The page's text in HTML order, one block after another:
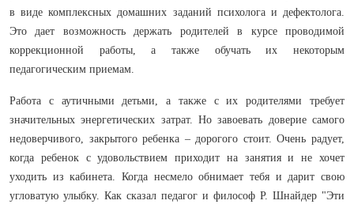
в виде комплексных домашних заданий психолога и дефектолога.
Это дает возможность держать родителей в курсе проводимой
коррекционной работы, а также обучать их некоторым
педагогическим приемам.
Работа с аутичными детьми, а также с их родителями требует
значительных энергетических затрат. Но завоевать доверие самого
недоверчивого, закрытого ребенка – дорогого стоит. Очень радует,
когда ребенок с удовольствием приходит на занятия и не хочет
уходить из кабинета. Когда несмело обнимает тебя и дарит свою
угловатую улыбку. Как сказал педагог и философ Р. Шнайдер "Эти